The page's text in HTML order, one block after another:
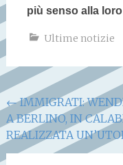
più senso alla
Ultime notizie
Navigazione
articoli
←IMMIGRATI:
A BERLINO, IN
REALIZZATA